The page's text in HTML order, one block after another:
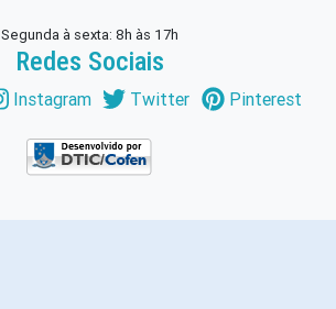
Segunda à sexta: 8h às 17h
Redes Sociais
Instagram Twitter Pinterest